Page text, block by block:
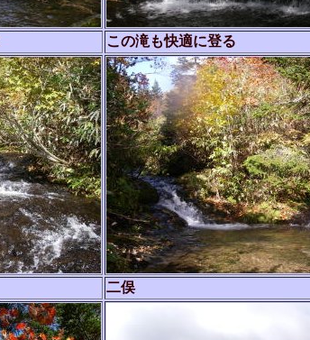
この滝も快適に登る
二俣